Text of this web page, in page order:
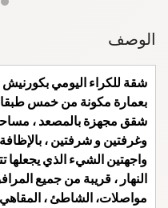
الوصف
شقة للكراء اليومي بكورنيش
بعمارة مكونة من خمس
وغرفتين و شرفتين ،
واجهتين الشيء الذي
النهار ، قريبة من جميع
مواصلات، الشاطئ ،